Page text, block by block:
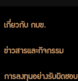
เกี่ยวกับ กบข.
ข่าวสารและกิจกรรม
การลงทุนอย่างรับผิดชอบ